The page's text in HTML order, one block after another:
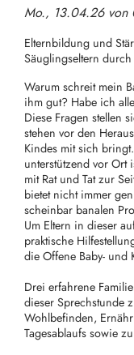
Mo., 13.04.26 von
Elternbildung und
Säuglingseltern
Warum schreit mein
ihm gut? Habe ich
Diese Fragen stellen
stehen vor den
Kindes mit sich
unterstützend vor Ort
mit Rat und Tat zur
bietet nicht immer
scheinbar banalen
Um Eltern in dieser
praktische
die Offene Baby- und
Drei erfahrene
dieser Sprechstunde
Wohlbefinden,
Tagesablaufs sowie